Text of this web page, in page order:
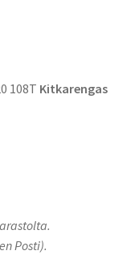
108T Kitkarengas
Posti).